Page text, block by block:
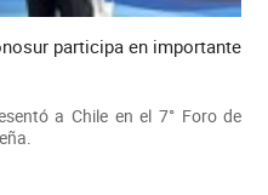
participa en importante
a Chile en el 7° Foro de